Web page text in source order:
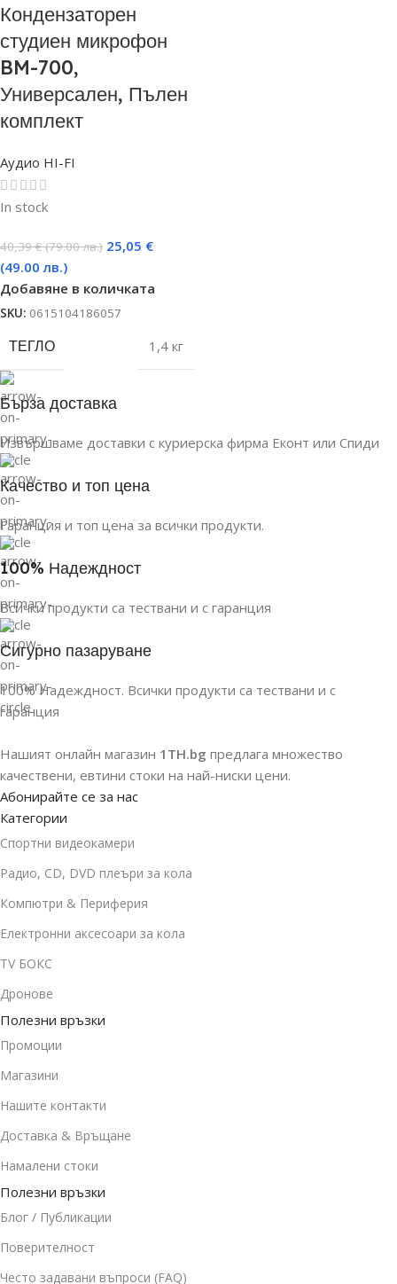
Кондензаторен
студиен микрофон
BM-700,
Универсален, Пълен
комплект
Аудио HI-FI
In stock
40,39€ (79.00 лв.) 25,05 €
(49.00 лв.)
Добавяне в количката
SKU: 0615104186057
ТЕГЛО 1,4 кг
Бърза доставка
Извършваме доставки с куриерска фирма Еконт или Спиди
Качество и топ цена
Гаранция и топ цена за всички продукти.
100% Надеждност
Всички продукти са тествани и с гаранция
Сигурно пазаруване
100% Надеждност. Всички продукти са тествани и с
гаранция
Нашият онлайн магазин 1TH.bg предлага множество
качествени, евтини стоки на най-ниски цени.
Абонирайте се за нас
Категории
Спортни видеокамери
Радио, CD, DVD плеъри за кола
Компютри & Периферия
Електронни аксесоари за кола
TV БОКС
Дронове
Полезни връзки
Промоции
Магазини
Нашите контакти
Доставка & Връщане
Намалени стоки
Полезни връзки
Блог / Публикации
Поверителност
Често задавани въпроси (FAQ)